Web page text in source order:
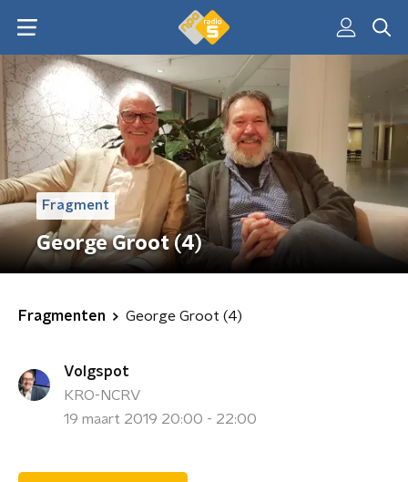
Fragment
George Groot (4)
Fragmenten George Groot (4)
Volgspot
KRO-NCRV
19 maart 2019 20:00 - 22:00